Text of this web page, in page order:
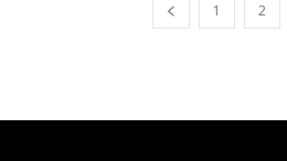
1 2